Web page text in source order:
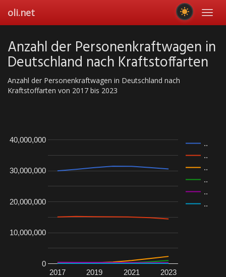
main
oli.net
Anzahl der Personenkraftwagen in
Deutschland nach Kraftstoffarten
Anzahl der Personenkraftwagen in Deutschland nach
Kraftstoffarten von 2017 bis 2023
..
..
..
..
..
..
2017
2019
2021
2023
0
10,000,000
20,000,000
30,000,000
40,000,000